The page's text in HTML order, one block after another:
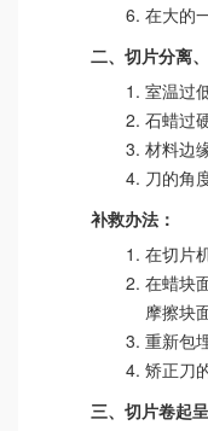
在大的
二、切片分离
室温过
石蜡过
材料边
刀的角
补救办法：
在切片
在蜡块
摩擦块
重新包
矫正刀
三、切片卷起